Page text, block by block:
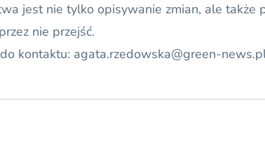
jest nie tylko opisywanie zmian, ale także
nie przejść.
kontaktu: agata.rzedowska@green-